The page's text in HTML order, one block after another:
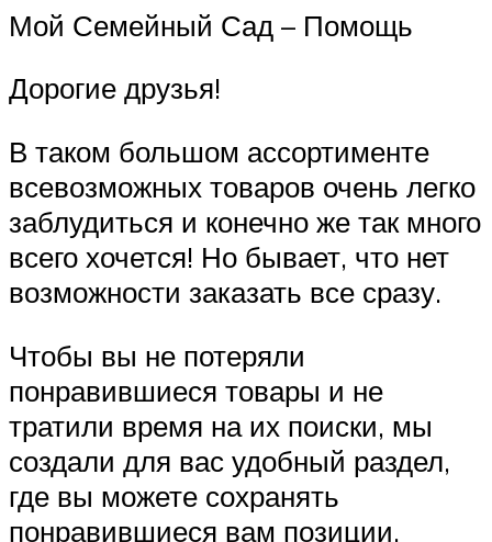
Мой Семейный Сад – Помощь
Дорогие друзья!
В таком большом ассортименте
всевозможных товаров очень легко
заблудиться и конечно же так много
всего хочется! Но бывает, что нет
возможности заказать все сразу.
Чтобы вы не потеряли
понравившиеся товары и не
тратили время на их поиски, мы
создали для вас удобный раздел,
где вы можете сохранять
понравившиеся вам позиции.